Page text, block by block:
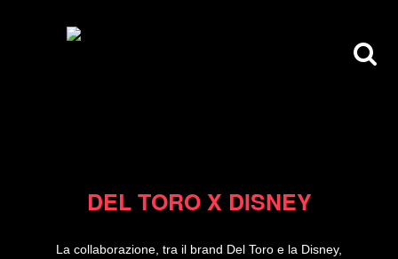
DEL TORO X DISNEY
La collaborazione, tra il brand Del Toro e la Disney,